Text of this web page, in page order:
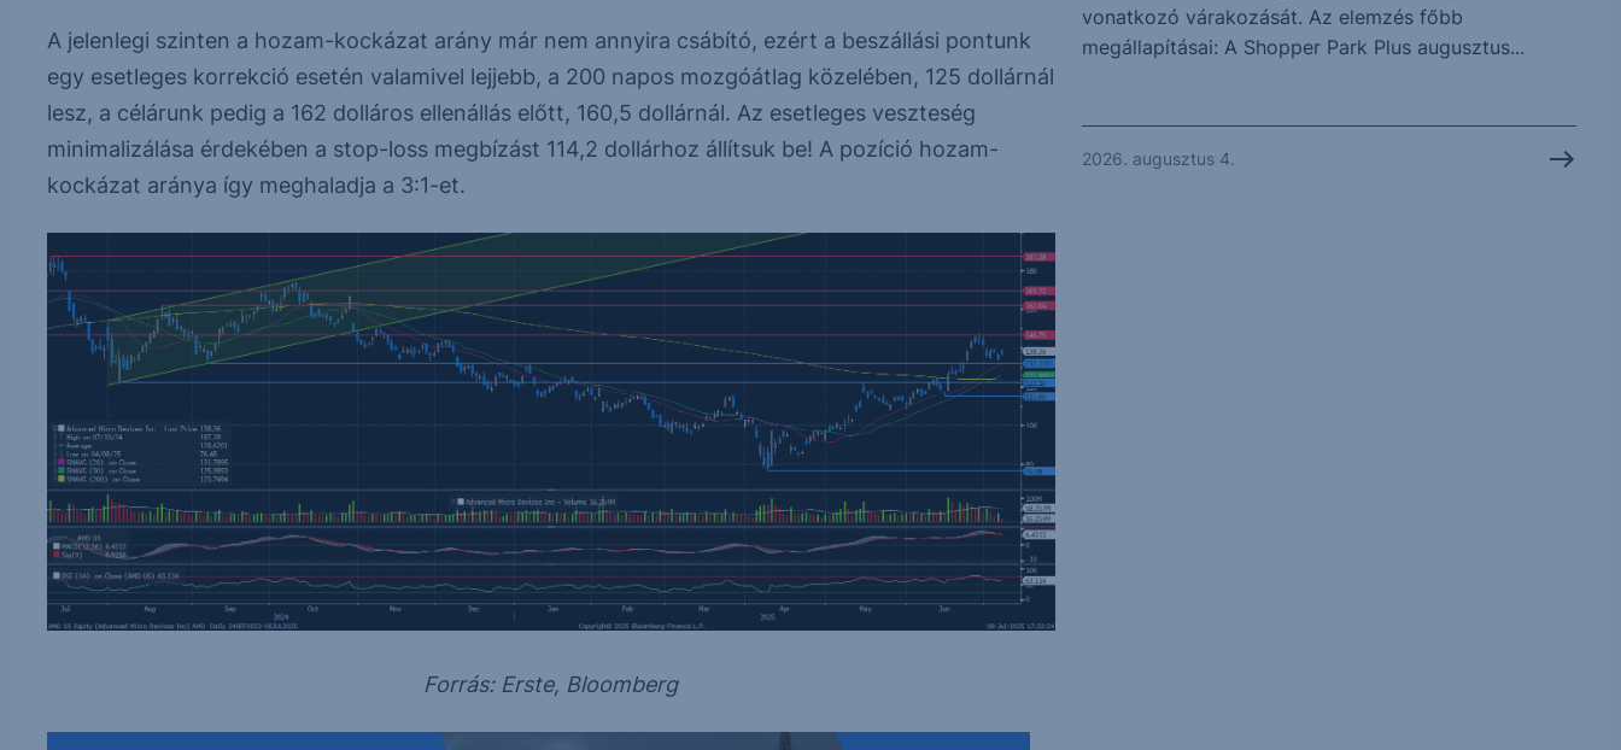
A jelenlegi szinten a hozam-kockázat arány már nem annyira csábító, ezért a beszállási pontunk
egy esetleges korrekció esetén valamivel lejjebb, a 200 napos mozgóátlag közelében, 125 dollárnál
lesz, a célárunk pedig a 162 dolláros ellenállás előtt, 160,5 dollárnál. Az esetleges veszteség
minimalizálása érdekében a stop-loss megbízást 114,2 dollárhoz állítsuk be! A pozíció hozam-
kockázat aránya így meghaladja a 3:1-et.
Forrás: Erste, Bloomberg
vonatkozó várakozását. Az elemzés főbb
megállapításai: A Shopper Park Plus augusztus...
2026. augusztus 4.